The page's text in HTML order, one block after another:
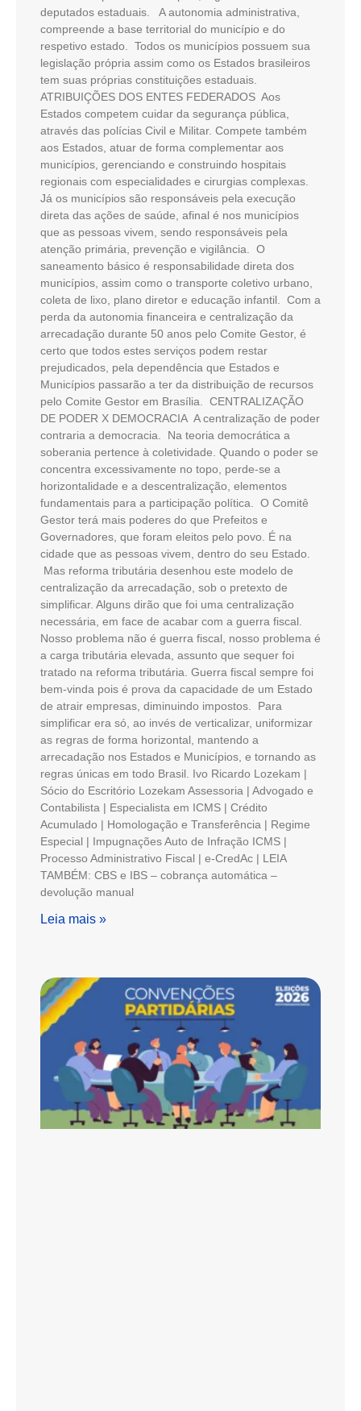
deputados estaduais. A autonomia administrativa,
compreende a base territorial do município e do
respetivo estado. Todos os municípios possuem sua
legislação própria assim como os Estados brasileiros
tem suas próprias constituições estaduais.
ATRIBUIÇÕES DOS ENTES FEDERADOS Aos
Estados competem cuidar da segurança pública,
através das polícias Civil e Militar. Compete também
aos Estados, atuar de forma complementar aos
municípios, gerenciando e construindo hospitais
regionais com especialidades e cirurgias complexas.
Já os municípios são responsáveis pela execução
direta das ações de saúde, afinal é nos municípios
que as pessoas vivem, sendo responsáveis pela
atenção primária, prevenção e vigilância. O
saneamento básico é responsabilidade direta dos
municípios, assim como o transporte coletivo urbano,
coleta de lixo, plano diretor e educação infantil. Com a
perda da autonomia financeira e centralização da
arrecadação durante 50 anos pelo Comite Gestor, é
certo que todos estes serviços podem restar
prejudicados, pela dependência que Estados e
Municípios passarão a ter da distribuição de recursos
pelo Comite Gestor em Brasília. CENTRALIZAÇÃO
DE PODER X DEMOCRACIA A centralização de poder
contraria a democracia. Na teoria democrática a
soberania pertence à coletividade. Quando o poder se
concentra excessivamente no topo, perde-se a
horizontalidade e a descentralização, elementos
fundamentais para a participação política. O Comitê
Gestor terá mais poderes do que Prefeitos e
Governadores, que foram eleitos pelo povo. É na
cidade que as pessoas vivem, dentro do seu Estado.
Mas reforma tributária desenhou este modelo de
centralização da arrecadação, sob o pretexto de
simplificar. Alguns dirão que foi uma centralização
necessária, em face de acabar com a guerra fiscal.
Nosso problema não é guerra fiscal, nosso problema é
a carga tributária elevada, assunto que sequer foi
tratado na reforma tributária. Guerra fiscal sempre foi
bem-vinda pois é prova da capacidade de um Estado
de atrair empresas, diminuindo impostos. Para
simplificar era só, ao invés de verticalizar, uniformizar
as regras de forma horizontal, mantendo a
arrecadação nos Estados e Municípios, e tornando as
regras únicas em todo Brasil. Ivo Ricardo Lozekam |
Sócio do Escritório Lozekam Assessoria | Advogado e
Contabilista | Especialista em ICMS | Crédito
Acumulado | Homologação e Transferência | Regime
Especial | Impugnações Auto de Infração ICMS |
Processo Administrativo Fiscal | e-CredAc | LEIA
TAMBÉM: CBS e IBS – cobrança automática –
devolução manual
Leia mais »